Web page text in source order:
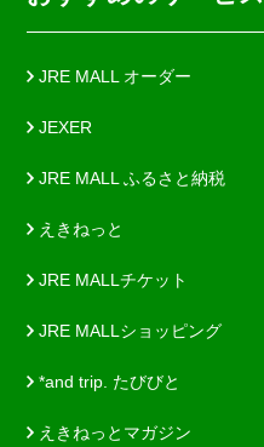
JRE MALL オーダー
JEXER
JRE MALL ふるさと納税
えきねっと
JRE MALLチケット
JRE MALLショッピング
*and trip. たびびと
えきねっとマガジン